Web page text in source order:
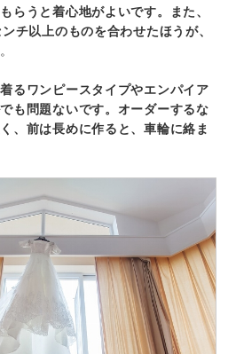
らうと着心地がよいです。また、
チ以上のものを合わせたほうが、
。
るワンピースタイプやエンパイア
も問題ないです。オーダーするな
、前は長めに作ると、車輪に絡ま